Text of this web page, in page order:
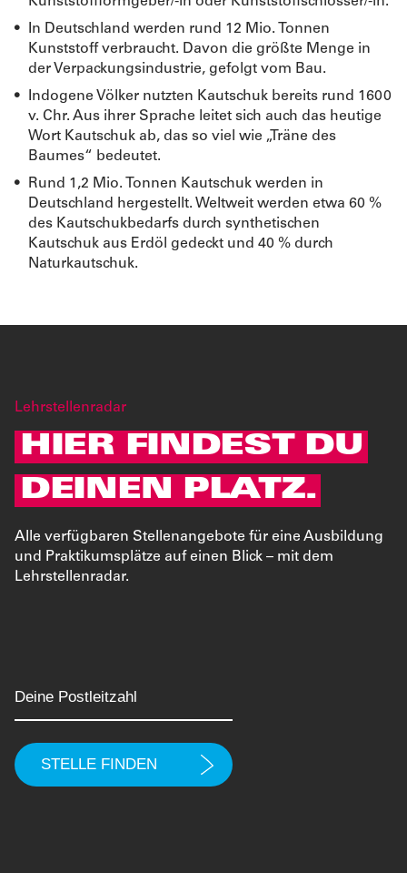
In Deutschland werden rund 12 Mio. Tonnen
Kunststoff verbraucht. Davon die größte Menge in
der Verpackungsindustrie, gefolgt vom Bau.
Indogene Völker nutzten Kautschuk bereits rund 1600
v. Chr. Aus ihrer Sprache leitet sich auch das heutige
Wort Kautschuk ab, das so viel wie „Träne des
Baumes“ bedeutet.
Rund 1,2 Mio. Tonnen Kautschuk werden in
Deutschland hergestellt. Weltweit werden etwa 60 %
des Kautschukbedarfs durch synthetischen
Kautschuk aus Erdöl gedeckt und 40 % durch
Naturkautschuk.
Lehrstellenradar
HIER FINDEST DU
DEINEN PLATZ.
Alle verfügbaren Stellenangebote für eine Ausbildung
und Praktikumsplätze auf einen Blick – mit dem
Lehrstellenradar.